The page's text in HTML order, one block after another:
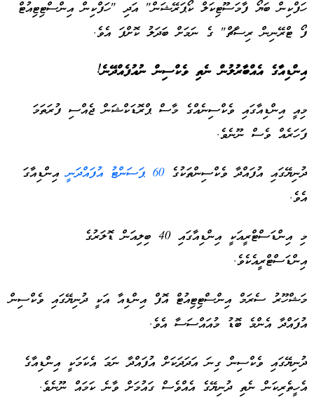
ހަފްކިން ބަޔޯ ފާމަސޫޓިކަލް ކޯޕަރޭޝަން" އަދި "ހަފްކިން އިންސްޓިޓިއުޓް
ފޯ ޓްރޭނިން ރިސާޗް" ގެ ނަމަށް ބަދަލު ކޮށްފަ އެވެ.
އިންޑިއާގެ އެއްބާރުލުން ނެތި ވެކްސިން ނުއުފެއްދޭނެ!
މިއީ އިންޑިއާގައި ވެކްސިނެއްގެ މާސް ޕްރޮޑަކްޝަން ޖެއްސި ފުރަތަމަ
ފަހަރެއް ވެސް ނޫނެވެ.
ދުނިޔޭގައި އުފައްދާ ވެކްސިންތަކުގެ 60 ޕަސަންޓު އުފައްދަނީ
އިންޑިއާގަ
އެވެ.
މި އިންޑަސްޓްރީއަކީ އިންޑިއާގައި 40 ބިލިއަން ޑޮލަރުގެ
އިންޑަސްޓްރީއެކެވެ.
މަޝްހޫރު ސެރަމް އިންސްޓިޓިއުޓް އޮފް އިންޑިއާ އަކީ ދުނިޔޭގައި ވެކްސިން
އުފައްދާ އެންމެ ބޮޑު މުއައްސަސާ އެވެ.
ދުނިޔޭގައި ވެކްސިން ގިނަ އަދަދަކަށް އުފައްދާ ނަމަ އެކަމަކީ އިންޑިއާގެ
އެހީތެރިކަން ނެތި ދުނިޔޭގެ އެއްވެސް ގައުމަށް ވާނެ ކަމައް ނޫނެވެ.